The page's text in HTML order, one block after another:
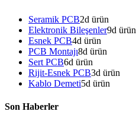
Seramik PCB2d ürün
Elektronik Bileşenler9d ürün
Esnek PCB4d ürün
PCB Montajı8d ürün
Sert PCB6d ürün
Rijit-Esnek PCB3d ürün
Kablo Demeti5d ürün
Son Haberler